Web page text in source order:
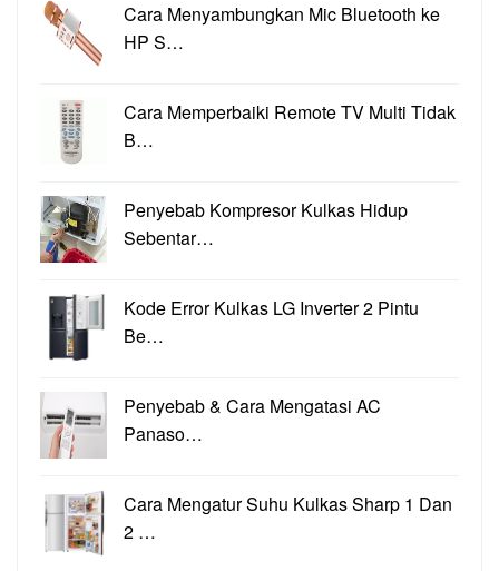
Cara Menyambungkan Mic Bluetooth ke
HP S…
Cara Memperbaiki Remote TV Multi Tidak
B…
Penyebab Kompresor Kulkas Hidup
Sebentar…
Kode Error Kulkas LG Inverter 2 Pintu
Be…
Penyebab & Cara Mengatasi AC
Panaso…
Cara Mengatur Suhu Kulkas Sharp 1 Dan
2 …